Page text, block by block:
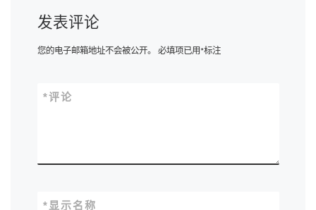
发表评论
您的电子邮箱地址不会被公开。 必填项已用*标注
评论
*
显示名称
*